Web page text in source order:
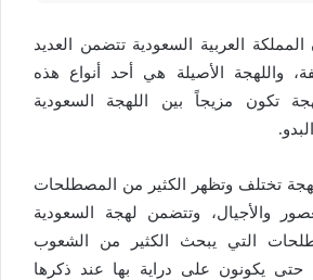
العربية السعودية تتضمن العديد
واللهجة الأصيلة هي أحد أنواع هذه
تكون مزيجاً بين اللهجة السعودية
تختلف وتظهر الكثير من المصطلحات
والأجيال، وتتضمن لهجة السعودية
التي يبحث الكثير من الشعوب
حتى يكونون على دراية بها عند ذكرها